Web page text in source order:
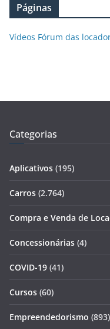
Páginas
Vídeos Fórum das
Categorias
Aplicativos (195)
Carros (2.764)
Compra e Venda de
Concessionárias (4)
COVID-19 (41)
Cursos (60)
Empreendedorismo (893)